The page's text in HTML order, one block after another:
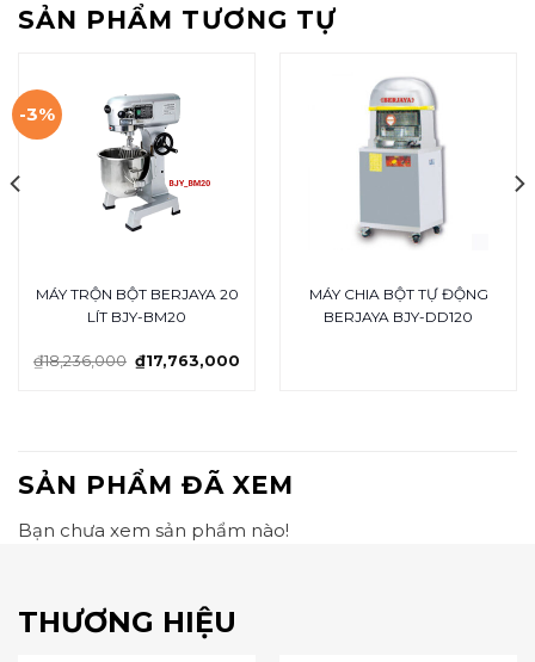
SẢN PHẨM TƯƠNG TỰ
-3%
MÁY TRỘN BỘT BERJAYA 20
LÍT BJY-BM20
₫18,236,000 ₫17,763,000
MÁY CHIA BỘT TỰ ĐỘNG
BERJAYA BJY-DD120
SẢN PHẨM ĐÃ XEM
Bạn chưa xem sản phẩm nào!
THƯƠNG HIỆU